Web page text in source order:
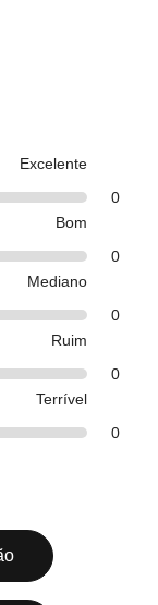
Excelente
0
Bom
0
Mediano
0
Ruim
0
Terrível
0